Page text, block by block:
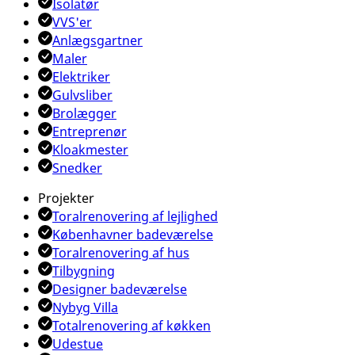
Isolatør
VVS'er
Anlægsgartner
Maler
Elektriker
Gulvsliber
Brolægger
Entreprenør
Kloakmester
Snedker
Projekter
Toralrenovering af lejlighed
Københavner badeværelse
Toralrenovering af hus
Tilbygning
Designer badeværelse
Nybyg Villa
Totalrenovering af køkken
Udestue